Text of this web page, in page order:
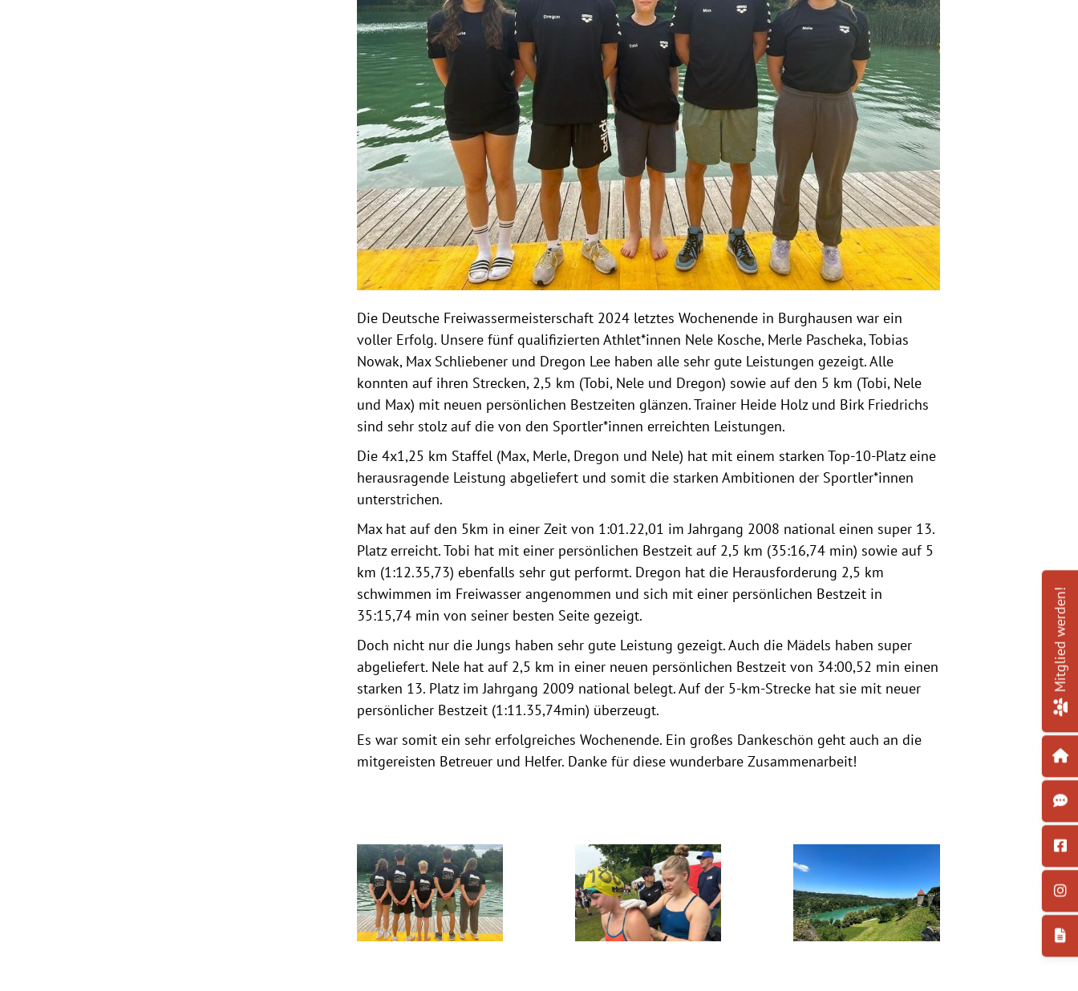
Die Deutsche Freiwassermeisterschaft 2024 letztes Wochenende in Burghausen war ein
voller Erfolg. Unsere fünf qualifizierten Athlet*innen Nele Kosche, Merle Pascheka, Tobias
Nowak, Max Schliebener und Dregon Lee haben alle sehr gute Leistungen gezeigt. Alle
konnten auf ihren Strecken, 2,5 km (Tobi, Nele und Dregon) sowie auf den 5 km (Tobi, Nele
und Max) mit neuen persönlichen Bestzeiten glänzen. Trainer Heide Holz und Birk Friedrichs
sind sehr stolz auf die von den Sportler*innen erreichten Leistungen.
Die 4x1,25 km Staffel (Max, Merle, Dregon und Nele) hat mit einem starken Top-10-Platz eine
herausragende Leistung abgeliefert und somit die starken Ambitionen der Sportler*innen
unterstrichen.
Max hat auf den 5km in einer Zeit von 1:01.22,01 im Jahrgang 2008 national einen super 13.
Platz erreicht. Tobi hat mit einer persönlichen Bestzeit auf 2,5 km (35:16,74 min) sowie auf 5
km (1:12.35,73) ebenfalls sehr gut performt. Dregon hat die Herausforderung 2,5 km
schwimmen im Freiwasser angenommen und sich mit einer persönlichen Bestzeit in
35:15,74 min von seiner besten Seite gezeigt.
Doch nicht nur die Jungs haben sehr gute Leistung gezeigt. Auch die Mädels haben super
abgeliefert. Nele hat auf 2,5 km in einer neuen persönlichen Bestzeit von 34:00,52 min einen
starken 13. Platz im Jahrgang 2009 national belegt. Auf der 5-km-Strecke hat sie mit neuer
persönlicher Bestzeit (1:11.35,74min) überzeugt.
Es war somit ein sehr erfolgreiches Wochenende. Ein großes Dankeschön geht auch an die
mitgereisten Betreuer und Helfer. Danke für diese wunderbare Zusammenarbeit!
Mitglied werden!